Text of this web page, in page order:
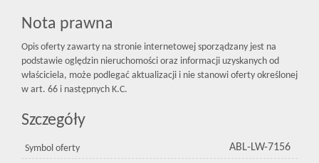
Nota prawna
Opis oferty zawarty na stronie internetowej sporządzany jest na
podstawie oględzin nieruchomości oraz informacji uzyskanych od
właściciela, może podlegać aktualizacji i nie stanowi oferty określonej
w art. 66 i następnych K.C.
Szczegóły
Symbol oferty ABL-LW-7156